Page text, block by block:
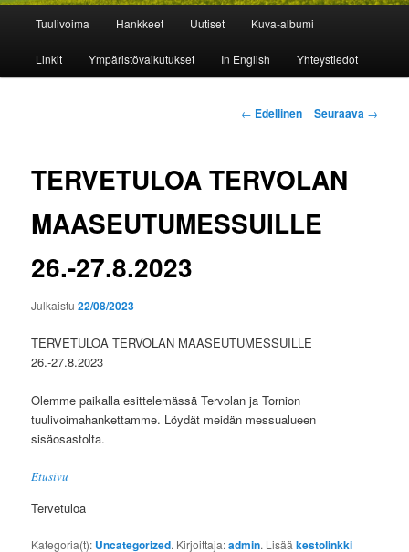
Tuulivoima Hankkeet Uutiset Kuva-albumi
Linkit Ympäristövaikutukset In English Yhteystiedot
Artikkelien
← Edellinen Seuraava →
TERVETULOA TERVOLAN
MAASEUTUMESSUILLE
26.-27.8.2023
Julkaistu22/08/2023
TERVETULOA TERVOLAN MAASEUTUMESSUILLE
26.-27.8.2023
Olemme paikalla esittelemässä Tervolan ja Tornion
tuulivoimahankettamme. Löydät meidän messualueen
sisäosastolta.
Etusivu
Tervetuloa
Kategoria(t): Uncategorized. Kirjoittaja:admin. Lisääkestolinkki